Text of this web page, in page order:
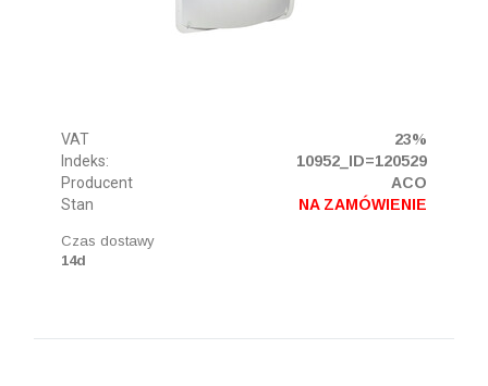
VAT
23%
Indeks:
10952_ID=120529
Producent
ACO
Stan
NA ZAMÓWIENIE
Czas dostawy
14d